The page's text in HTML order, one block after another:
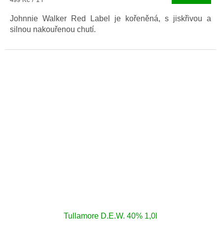
Johnnie Walker Red Label je kořeněná, s jiskřivou a
silnou nakouřenou chutí.
Tullamore D.E.W. 40% 1,0l